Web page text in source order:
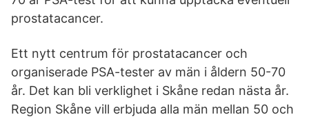
prostatacancer.
Ett nytt centrum för prostatacancer och
organiserade PSA-tester av män i åldern 50-70
år. Det kan bli verklighet i Skåne redan nästa år.
Region Skåne vill erbjuda alla män mellan 50 och